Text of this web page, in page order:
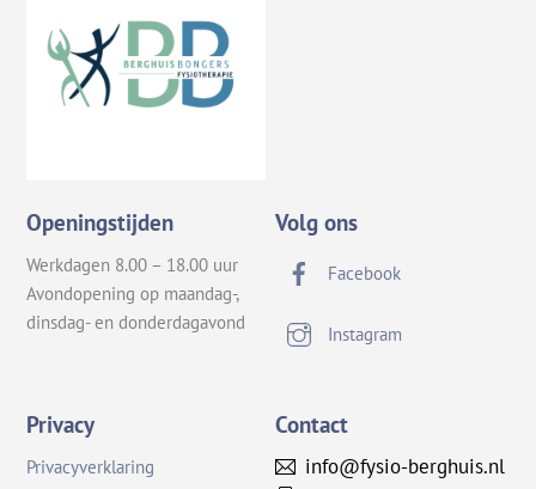
Openingstijden
Werkdagen 8.00 – 18.00 uur
Avondopening op maandag-,
dinsdag- en donderdagavond
Volg ons
Facebook
Instagram
Privacy
Privacyverklaring
Contact
info@fysio-berghuis.nl